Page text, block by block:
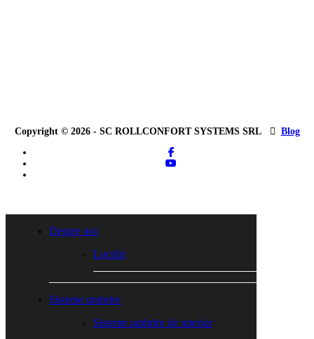
Copyright © 2026 - SC ROLLCONFORT SYSTEMS SRL
Blog
facebook
youtube
Despre noi
Lucrări
Sisteme umbrire
Sisteme umbrire de interior